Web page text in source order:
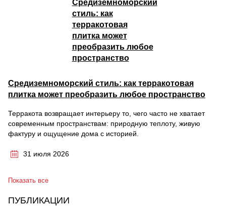
Средиземноморский стиль: как терракотовая
плитка может преобразить любое пространство
Терракота возвращает интерьеру то, чего часто не хватает
современным пространствам: природную теплоту, живую
фактуру и ощущение дома с историей.
31 июля 2026
Показать все
ПУБЛИКАЦИИ